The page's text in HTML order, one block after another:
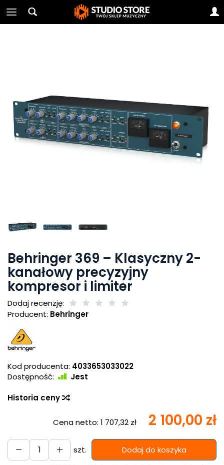
Behringer 369 – Klasyczny 2-
kanałowy precyzyjny
kompresor i limiter
Dodaj recenzję:
Producent: Behringer
Kod producenta: 4033653033022
Dostępność:
Jest
Historia ceny
Cena netto: 1 707,32 zł 2 100,00 zł
szt.
Dodaj do koszyka